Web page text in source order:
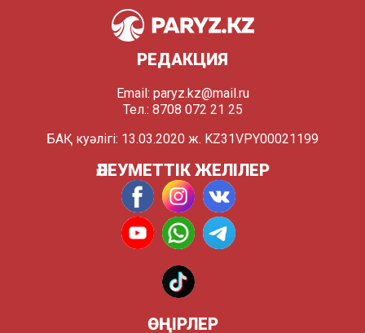
РЕДАКЦИЯ
Email: paryz.kz@mail.ru
Тел.: 8708 072 21 25
БАҚ куәлігі: 13.03.2020 ж. KZ31VPY00021199
ӘЛЕУМЕТТІК ЖЕЛІЛЕР
ӨҢІРЛЕР